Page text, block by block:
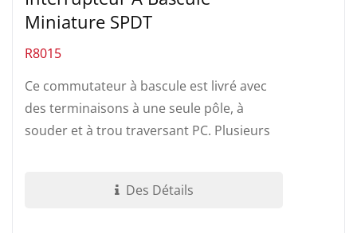
Miniature SPDT
R8015
Ce commutateur à bascule est livré avec
des terminaisons à une seule pôle, à
souder et à trou traversant PC. Plusieurs
Des Détails